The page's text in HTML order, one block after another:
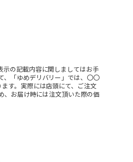
の記載内容に関しましてはお手
、「ゆめデリバリー」では、〇〇
す。実際には店頭にて、ご注文
、お届け時には注文頂いた際の価